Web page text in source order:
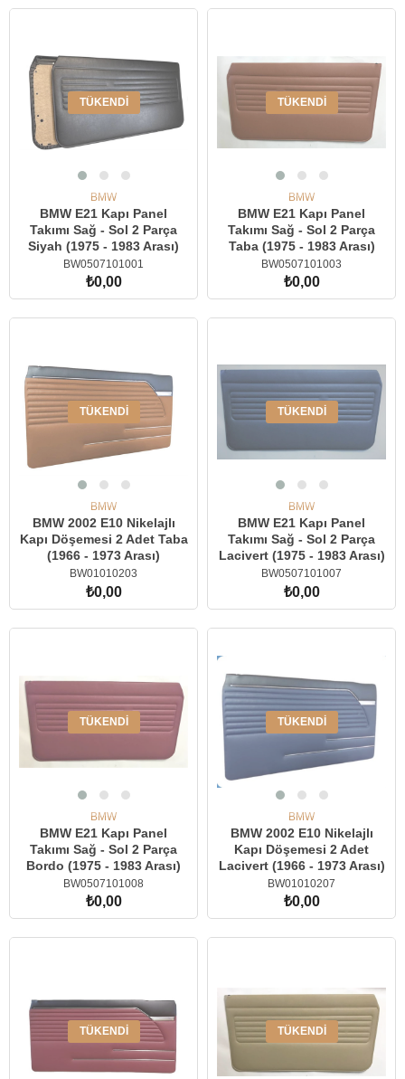
TÜKENDI
BMW
BMW E21 Kapı Panel
Takımı Sağ - Sol 2 Parça
Siyah (1975 - 1983 Arası)
BW0507101001
₺0,00
TÜKENDI
BMW
BMW E21 Kapı Panel
Takımı Sağ - Sol 2 Parça
Taba (1975 - 1983 Arası)
BW0507101003
₺0,00
TÜKENDI
BMW
BMW 2002 E10 Nikelajlı
Kapı Döşemesi 2 Adet Taba
(1966 - 1973 Arası)
BW01010203
₺0,00
TÜKENDI
BMW
BMW E21 Kapı Panel
Takımı Sağ - Sol 2 Parça
Lacivert (1975 - 1983 Arası)
BW0507101007
₺0,00
TÜKENDI
BMW
BMW E21 Kapı Panel
Takımı Sağ - Sol 2 Parça
Bordo (1975 - 1983 Arası)
BW0507101008
₺0,00
TÜKENDI
BMW
BMW 2002 E10 Nikelajlı
Kapı Döşemesi 2 Adet
Lacivert (1966 - 1973 Arası)
BW01010207
₺0,00
TÜKENDI TÜKENDI